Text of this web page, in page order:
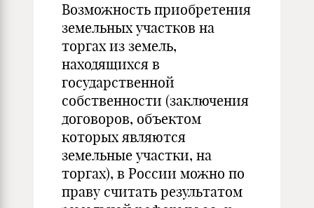
Возможность приобретения
земельных участков на
торгах из земель,
находящихся в
государственной
собственности (заключения
договоров, объектом
которых являются
земельные участки, на
торгах), в России можно по
праву считать результатом